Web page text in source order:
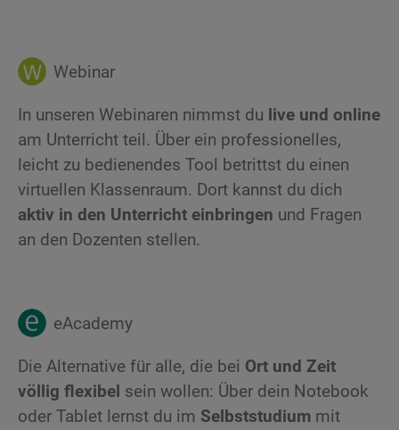
Webinar
In unseren Webinaren nimmst du live und online
am Unterricht teil. Über ein professionelles,
leicht zu bedienendes Tool betrittst du einen
virtuellen Klassenraum. Dort kannst du dich
aktiv in den Unterricht einbringen und Fragen
an den Dozenten stellen.
eAcademy
Die Alternative für alle, die bei Ort und Zeit
völlig flexibel sein wollen: Über dein Notebook
oder Tablet lernst du im Selbststudium mit